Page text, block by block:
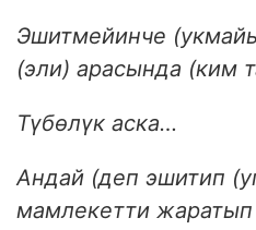
Эшитмейинче
(эли) арасында (ким
Түбөлүк аска…
Андай (деп эшитип
мамлекетти жаратып